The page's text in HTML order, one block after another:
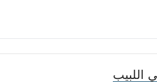
اللبيب